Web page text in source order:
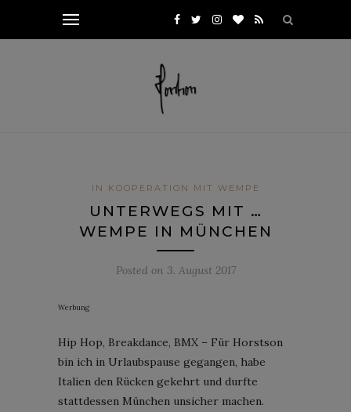
IN KOOPERATION MIT WEMPE
UNTERWEGS MIT …
WEMPE IN MÜNCHEN
Posted on 3. August 2017
Werbung
Hip Hop, Breakdance, BMX – Für Horstson
bin ich in Urlaubspause gegangen, habe
Italien den Rücken gekehrt und durfte
stattdessen München unsicher machen.